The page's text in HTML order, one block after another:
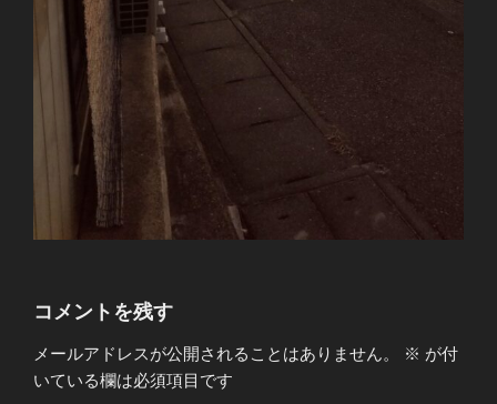
コメントを残す
メールアドレスが公開されることはありません。 ※ が付
いている欄は必須項目です